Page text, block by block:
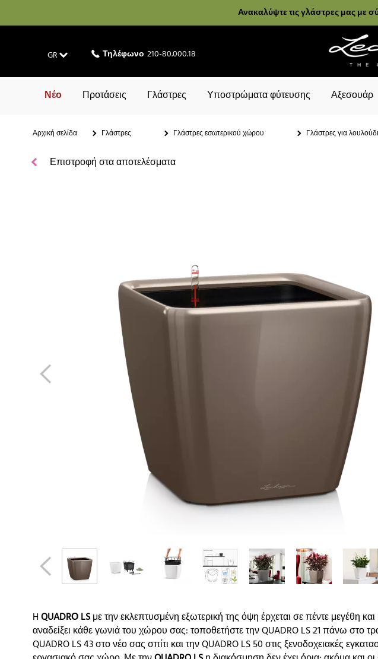
Ανακαλύψτε τις γλάστρες μας με
GR Τηλέφωνο 210-80.000.18
Νέο Προτάσεις Γλάστρες Υποστρώματα φύτευσης Αξεσουάρ
Αρχική σελίδα Γλάστρες Γλάστρες εσωτερικού χώρου Γλάστρες για
Επιστροφή στα αποτελέσματα
HQUADRΟ LSμε την εκλεπτυσμένη εξωτερική της όψη έρχεται σε πέντε μεγέθη
αναδείξει κάθε γωνιά του χώρου σας: τοποθετήστε την QUADRO LS 21 πάνω στο
QUADRO LS 43 στο νέο σας σπίτι και την QUADRO LS 50 στις ξενοδοχειακές